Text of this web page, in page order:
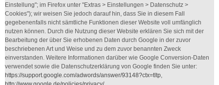
Einstellung"; im Firefox unter "Extras > Einstellungen > Datenschutz >
Cookies"); wir weisen Sie jedoch darauf hin, dass Sie in diesem Fall
gegebenenfalls nicht sämtliche Funktionen dieser Website voll umfänglich
nutzen können. Durch die Nutzung dieser Website erklären Sie sich mit der
Bearbeitung der über Sie erhobenen Daten durch Google in der zuvor
beschriebenen Art und Weise und zu dem zuvor benannten Zweck
einverstanden. Weitere Informationen darüber wie Google Conversion-Daten
verwendet sowie die Datenschutzerklärung von Google finden Sie unter:
https://support.google.com/adwords/answer/93148?ctx=tltp